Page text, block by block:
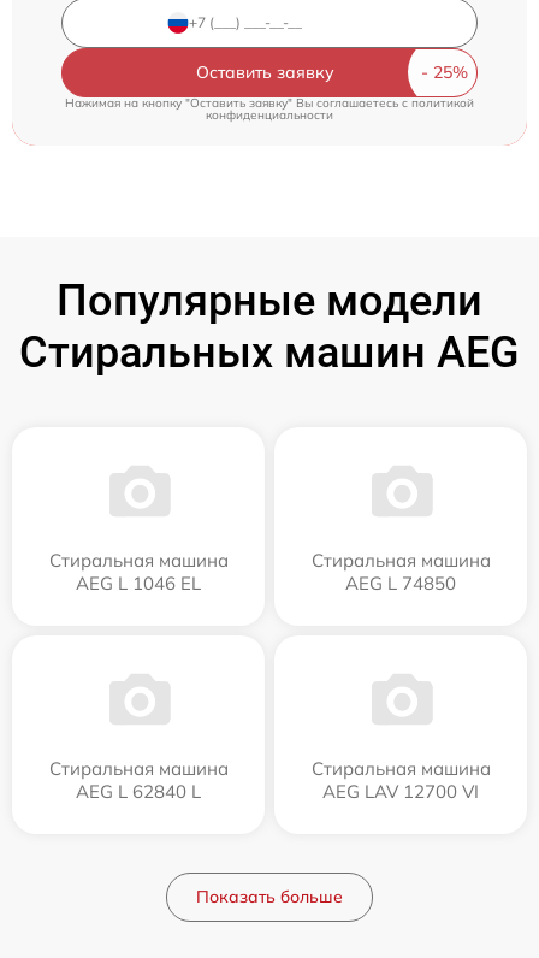
Оставить заявку
Нажимая на кнопку "Оставить заявку" Вы соглашаетесь cполитикой
конфиденциальности
Популярные модели
Стиральных машин AEG
Стиральная машина
AEG L 1046 EL
Стиральная машина
AEG L 74850
Стиральная машина
AEG L 62840 L
Стиральная машина
AEG LAV 12700 VI
Показать больше